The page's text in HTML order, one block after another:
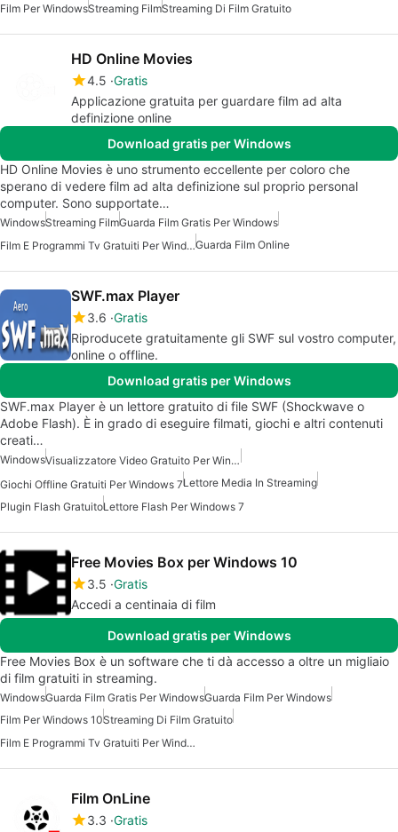
Film Per WindowsStreaming FilmStreaming Di Film Gratuito
HD Online Movies
4.5 Gratis
Applicazione gratuita per guardare film ad alta
definizione online
Download gratis per Windows
HD Online Movies è uno strumento eccellente per coloro che
sperano di vedere film ad alta definizione sul proprio personal
computer. Sono supportate…
WindowsStreaming FilmGuarda Film Gratis Per Windows
Film E Programmi Tv Gratuiti Per WindowsGuarda Film Online
SWF.max Player
3.6 Gratis
Riproducete gratuitamente gli SWF sul vostro computer,
online o offline.
Download gratis per Windows
SWF.max Player è un lettore gratuito di file SWF (Shockwave o
Adobe Flash). È in grado di eseguire filmati, giochi e altri contenuti
creati…
Windows
Visualizzatore Video Gratuito Per Windows
Giochi Offline Gratuiti Per Windows 7Lettore Media In Streaming
Plugin Flash GratuitoLettore Flash Per Windows 7
Free Movies Box per Windows 10
3.5 Gratis
Accedi a centinaia di film
Download gratis per Windows
Free Movies Box è un software che ti dà accesso a oltre un migliaio
di film gratuiti in streaming.
WindowsGuarda Film Gratis Per WindowsGuarda Film Per Windows
Film Per Windows 10Streaming Di Film Gratuito
Film E Programmi Tv Gratuiti Per Windows
Film OnLine
3.3 Gratis